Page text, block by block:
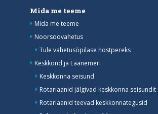
Mida me teeme
Mida me teeme
Noorsoovahetus
Tule vahetusõpilase hostpereks
Keskkond ja Läänemeri
Keskkonna seisund
Rotariaanid jälgivad keskkonna seisundit
Rotariaanid teevad keskkonnategusid